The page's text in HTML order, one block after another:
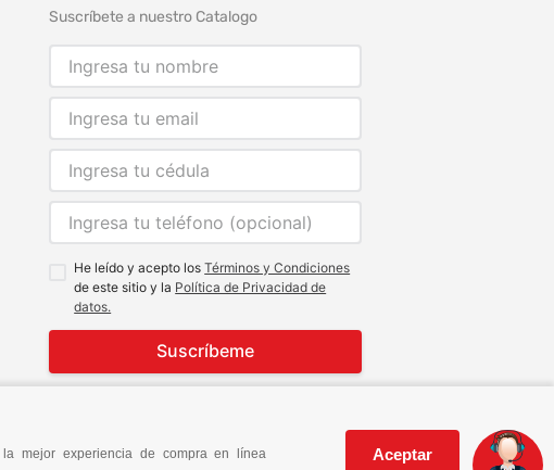
mejor experiencia de compra en línea Aceptar
Suscríbete a nuestro Catalogo
He leído y acepto losTérminos y Condiciones
de este sitio y la Política de Privacidad de
datos.
Suscríbeme